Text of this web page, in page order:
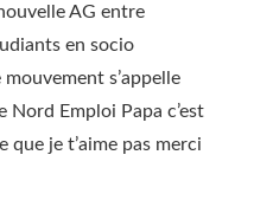
AG entre
en socio
s’appelle
Nord Emploi Papa c’est
que je t’aime pas merci